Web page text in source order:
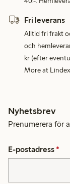
Fri leverans
Alltid fri frakt
och
kr (efter
More at
Nyhetsbrev
Prenumerera för
E-postadress *